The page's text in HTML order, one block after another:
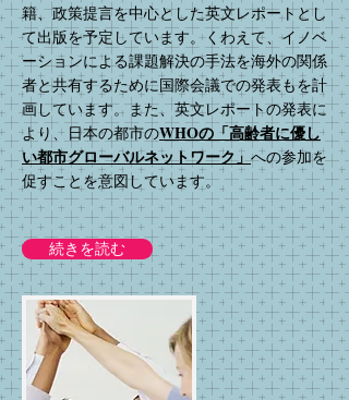
籍、政策提言を中心とした英文レポートとし
て出版を予定しています。くわえて、イノベ
ーションによる課題解決の手法を海外の関係
者と共有するために国際会議での発表もを計
画しています。また、英文レポートの発表に
より、日本の都市のWHOの「高齢者に優し
い都市グローバルネットワーク」への参加を
促すことを意図しています。
続きを読む